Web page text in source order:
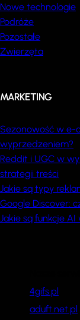
Nowe technologie
Podróże
Pozostałe
Zwierzęta
MARKETING
Sezonowość w e-
wyprzedzeniem?
Reddit i UGC w
strategii treści
Jakie są typy
Google Discover:
Jakie są funkcje AI
4gifs.pl
aduft.net.pl